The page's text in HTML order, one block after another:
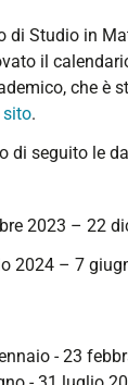
di Studio in
il
che è
sito.
di seguito le
2023 – 22
2024 – 7
- 23